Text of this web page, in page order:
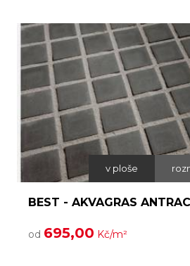
v ploše
BEST - AKVAGRAS
od 695,00 Kč/m²